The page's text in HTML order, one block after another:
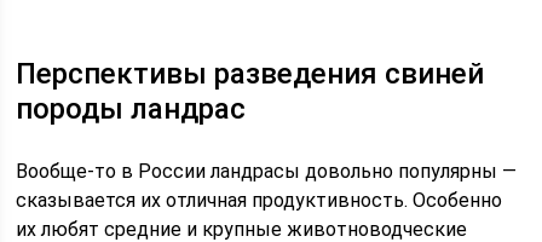
Перспективы разведения свиней
породы ландрас
Вообще-то в России ландрасы довольно популярны —
сказывается их отличная продуктивность. Особенно
их любят средние и крупные животноводческие